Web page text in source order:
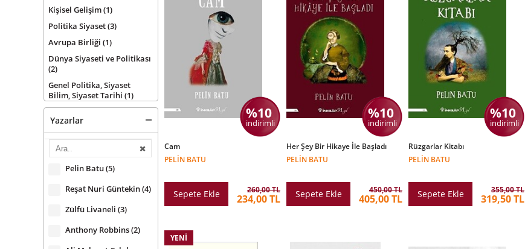
Kişisel Gelişim(1)
Politika Siyaset(3)
Avrupa Birliği (1)
Dünya Siyaseti ve Politikası
(2)
Genel Politika, Siyaset
Bilim, Siyaset Tarihi (1)
Yazarlar
Pelin Batu(5)
Reşat Nuri Güntekin(4)
Zülfü Livaneli (3)
Anthony Robbins(2)
%10
indirimli
Cam
PELIN BATU
Sepete Ekle 260,00 TL
234,00 TL
%10
indirimli
Her Şey Bir Hikaye İle Başladı
PELIN BATU
Sepete Ekle 450,00 TL
405,00 TL
%10
indirimli
Rüzgarlar Kitabı
PELIN BATU
Sepete Ekle 355,00 TL
319,50 TL
YENI